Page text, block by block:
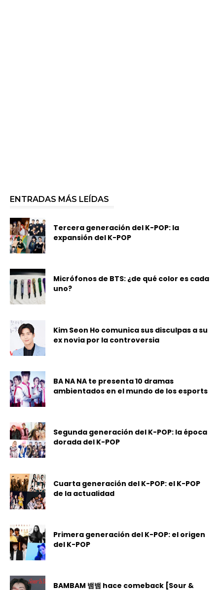
ENTRADAS MÁS LEÍDAS
Tercera generación del K-POP: la
expansión del K-POP
Micrófonos de BTS: ¿de qué color es cada
uno?
Kim Seon Ho comunica sus disculpas a su
ex novia por la controversia
BA NA NA te presenta 10 dramas
ambientados en el mundo de los esports
Segunda generación del K-POP: la época
dorada del K-POP
Cuarta generación del K-POP: el K-POP
de la actualidad
Primera generación del K-POP: el origen
del K-POP
BAMBAM 뱀뱀 hace comeback [Sour &